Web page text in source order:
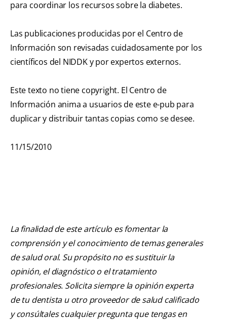
para coordinar los recursos sobre la diabetes.
Las publicaciones producidas por el Centro de
Información son revisadas cuidadosamente por los
científicos del NIDDK y por expertos externos.
Este texto no tiene copyright. El Centro de
Información anima a usuarios de este e-pub para
duplicar y distribuir tantas copias como se desee.
11/15/2010
La finalidad de este artículo es fomentar la
comprensión y el conocimiento de temas generales
de salud oral. Su propósito no es sustituir la
opinión, el diagnóstico o el tratamiento
profesionales. Solicita siempre la opinión experta
de tu dentista u otro proveedor de salud calificado
y consúltales cualquier pregunta que tengas en